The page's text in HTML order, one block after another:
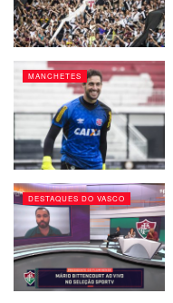
MANCHETES
DESTAQUES DO VASCO